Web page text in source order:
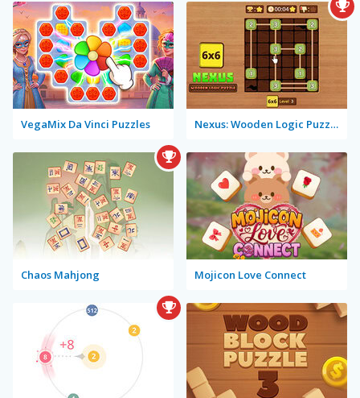
VegaMix Da Vinci Puzzles Nexus: Wooden Logic Puzzle
Chaos Mahjong Mojicon Love Connect